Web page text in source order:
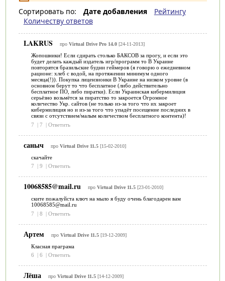
Сортировать по: Дате добавления
Рейтингу
Количеству ответов
LAKRUS про Virtual Drive Pro 14.0[24-11-2013]
Жопошники! Если сдирать столько БАКСОВ за прогу, и если это
будет делать каждый издатель игр/программ то В Украине
повторятся бразильские будни геймеров (я говорю о ежедневном
рационе: хлеб с водой, на протяжении минимум одного
месяца(!)). Покупка лицензионки В Украине на низком уровне (в
основном берут то что бесплатное (либо действительно
бесплатное ПО, либо пиратки). Если Украинская кибермилиция
серьёзно возьмётся за пиратство то закроется Огромное
количество Укр. сайтов (не только из-за того что их закроет
кибермилиция но и из-за того что упадёт посещение последних в
связи с отсутствием/малым количеством бесплатного контента)!
7
| 7 | Ответить
саныч про Virtual Drive 11.5[15-02-2010]
скачайте
7
| 9 | Ответить
10068585@mail.ru про Virtual Drive 11.5[23-01-2010]
ските пожалуйста ключ на мыло я буду очень благодарен вам
10068585@mail.ru
7
| 8 | Ответить
Артем про Virtual Drive 11.5[19-12-2009]
Класная праграма
6
| 6 | Ответить
Лёша про Virtual Drive 11.5[14-12-2009]